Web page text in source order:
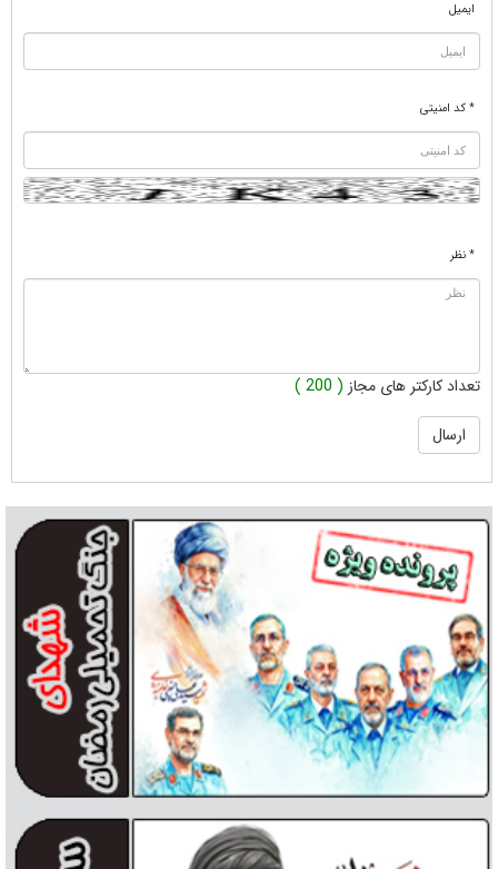
ایمیل
* کد امنیتی
* نظر
تعداد کارکتر های مجاز ( 200 )